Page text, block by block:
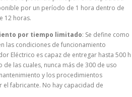
por un período de 1 hora dentro de
12 horas.
por tiempo limitado: Se define como
las condiciones de funcionamiento
Eléctrico es capaz de entregar hasta 500 h
las cuales, nunca más de 300 de uso
y los procedimientos
fabricante. No hay capacidad de